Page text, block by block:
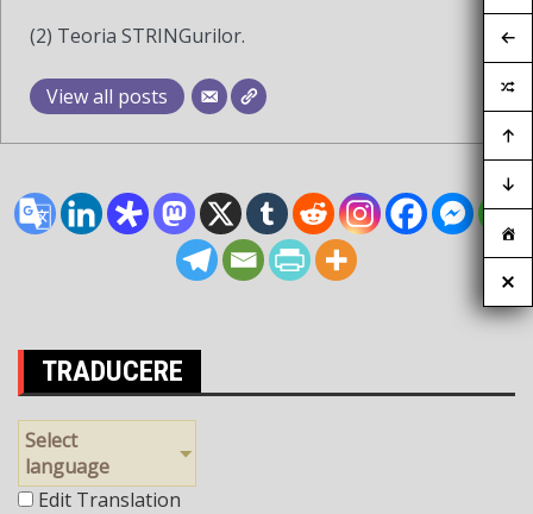
(2) Teoria STRINGurilor.
View all posts
TRADUCERE
Select
language
Edit Translation